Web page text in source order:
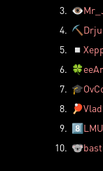
3. 👁️
4. ⛏️
5.
◽
6. 🍀
7. 🎓
8.
🏓
9. 8️⃣LMU
10. 🐨